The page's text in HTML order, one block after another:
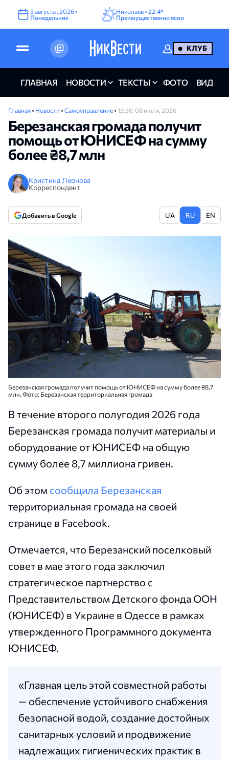
3августа , 2026 •
Понедельник
Николаев • 22.4°
Преимущественно ясно
КЛУБ
ГЛАВНАЯ НОВОСТИ ТЕКСТЫ ФОТО ВИДЕО
Главная • Новости • Самоуправление • 13:36, 08 июля, 2026
Березанская громада получит
помощь от ЮНИСЕФ на сумму
более ₴8,7 млн
Кристина Леонова
Корреспондент
Добавить в Google UA RU EN
Березанская громада получит помощь от ЮНИСЕФ на сумму более ₴8,7
млн. Фото: Березанская территориальная громада
В течение второго полугодия 2026 года
Березанская громада получит материалы и
оборудование от ЮНИСЕФ на общую
сумму более 8,7 миллиона гривен.
Об этом сообщила Березанская
территориальная громада на своей
странице в Facebook.
Отмечается, что Березанский поселковый
совет в мае этого года заключил
стратегическое партнерство с
Представительством Детского фонда ООН
(ЮНИСЕФ) в Украине в Одессе в рамках
утвержденного Программного документа
ЮНИСЕФ.
«Главная цель этой совместной работы
— обеспечение устойчивого снабжения
безопасной водой, создание достойных
санитарных условий и продвижение
надлежащих гигиенических практик в